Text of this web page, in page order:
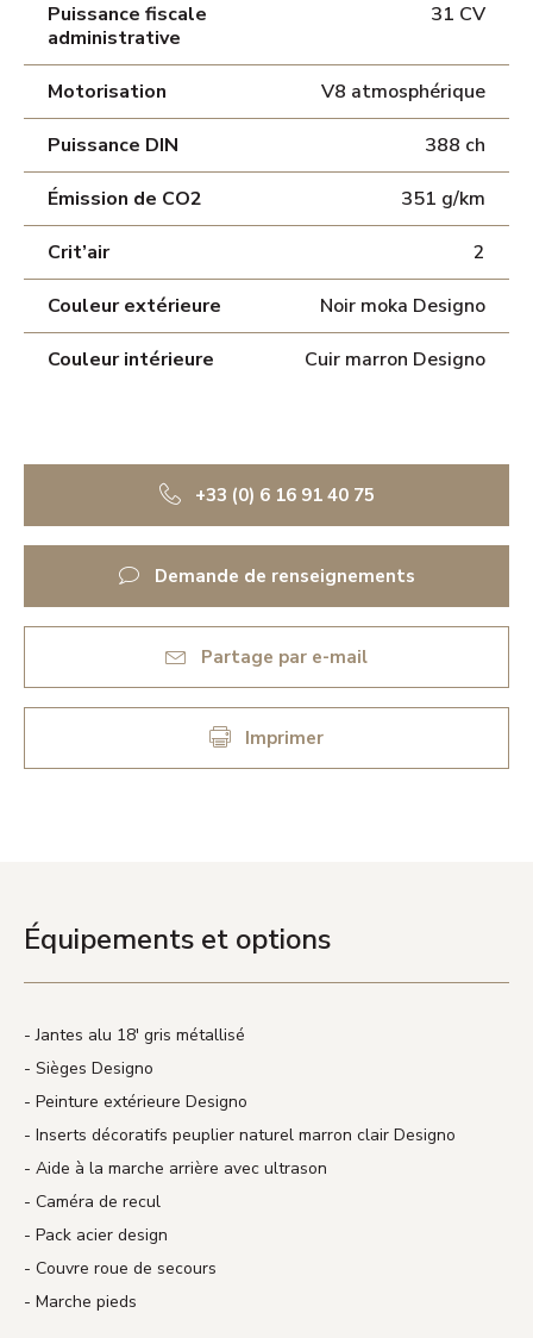
Puissance fiscale
administrative
31 CV
Motorisation V8 atmosphérique
Puissance DIN 388 ch
Émission de CO2 351 g/km
Crit’air 2
Couleur extérieure Noir moka Designo
Couleur intérieure Cuir marron Designo
+33 (0) 6 16 91 40 75
Demande de renseignements
Partage par e-mail
Imprimer
Équipements et options
Jantes alu 18′ gris métallisé
Sièges Designo
Peinture extérieure Designo
Inserts décoratifs peuplier naturel marron clair Designo
Aide à la marche arrière avec ultrason
Caméra de recul
Pack acier design
Couvre roue de secours
Marche pieds